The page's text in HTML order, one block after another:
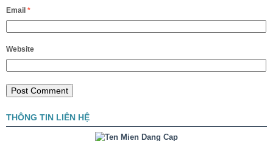
Email *
Website
THÔNG TIN LIÊN HỆ